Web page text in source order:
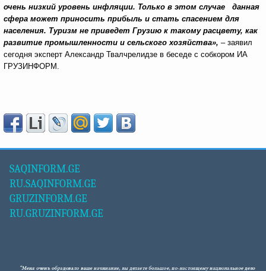
очень низкий уровень инфляции. Только в этом случае данная
сфера может приносить прибыль и стать спасением для
населения. Туризм не приведет Грузию к такому расцвету, как
развитие промышленности и сельского хозяйства», – заявил
сегодня эксперт Александр Твалчрелидзе в беседе с собкором ИА
ГРУЗИНФОРМ.
SAQINFORM.GE
RU.SAQINFORM.GE
GRUZINFORM.GE
RU.GRUZINFORM.GE